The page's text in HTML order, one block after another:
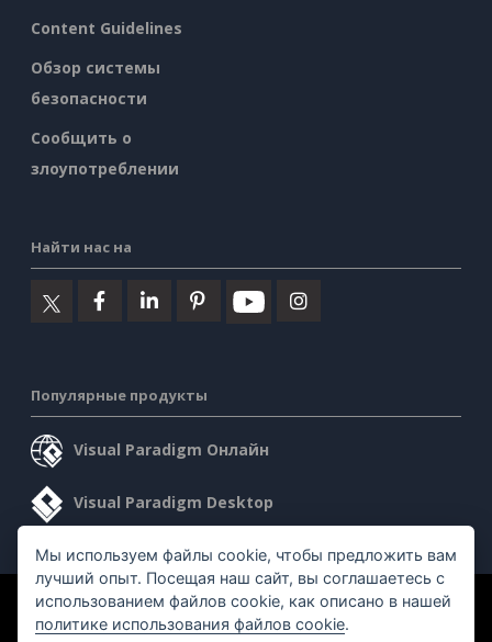
Content Guidelines
Обзор системы
безопасности
Сообщить о
злоупотреблении
Найти нас на
Популярные продукты
Visual Paradigm Онлайн
Visual Paradigm Desktop
©2026 by Visual Paradigm. Все права защищены.
Мы используем файлы cookie, чтобы предложить вам
лучший опыт. Посещая наш сайт, вы соглашаетесь с
использованием файлов cookie, как описано в нашей
политике использования файлов cookie.